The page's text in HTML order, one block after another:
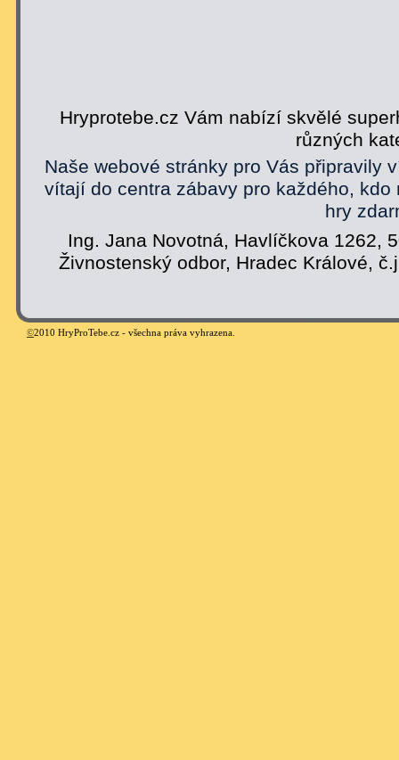
Hryprotebe.cz Vám nabízí skvělé
různých
Naše webové stránky pro Vás připravily
vítají do centra zábavy pro každého,
hry
Ing. Jana Novotná, Havlíčkova 1262,
Živnostenský odbor, Hradec Králové,
©2010 HryProTebe.cz - všechna práva vyhrazena.